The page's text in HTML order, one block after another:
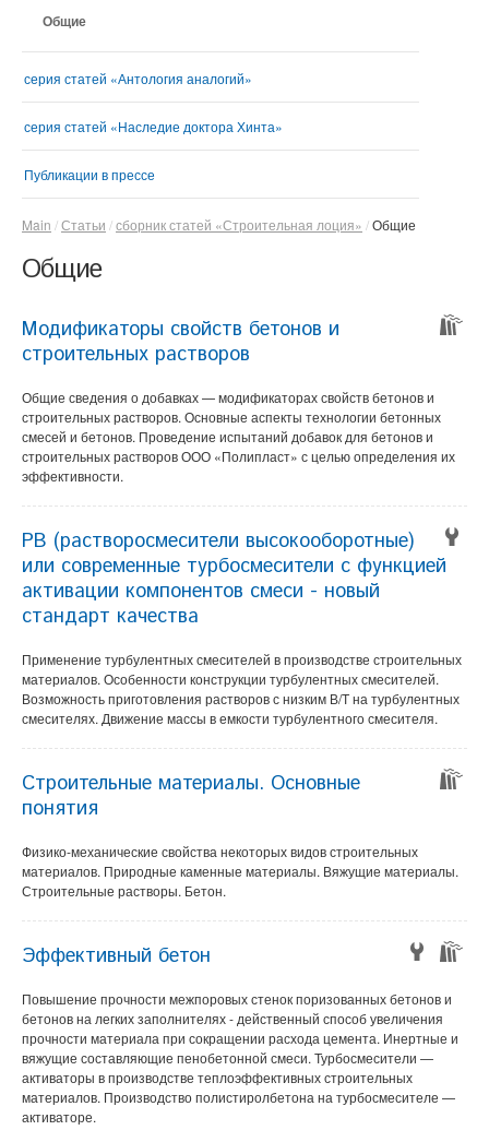
Общие
серия статей «Антология аналогий»
серия статей «Наследие доктора Хинта»
Публикации в прессе
Main Статьи сборник статей «Строительная лоция» Общие
Общие
Модификаторы свойств бетонов и
строительных растворов
Общие сведения о добавках — модификаторах свойств бетонов и
строительных растворов. Основные аспекты технологии бетонных
смесей и бетонов. Проведение испытаний добавок для бетонов и
строительных растворов ООО «Полипласт» с целью определения их
эффективности.
РВ (растворосмесители высокооборотные)
или современные турбосмесители с функцией
активации компонентов смеси - новый
стандарт качества
Применение турбулентных смесителей в производстве строительных
материалов. Особенности конструкции турбулентных смесителей.
Возможность приготовления растворов с низким В/Т на турбулентных
смесителях. Движение массы в емкости турбулентного смесителя.
Строительные материалы. Основные
понятия
Физико-механические свойства некоторых видов строительных
материалов. Природные каменные материалы. Вяжущие материалы.
Строительные растворы. Бетон.
Эффективный бетон
Повышение прочности межпоровых стенок поризованных бетонов и
бетонов на легких заполнителях - действенный способ увеличения
прочности материала при сокращении расхода цемента. Инертные и
вяжущие составляющие пенобетонной смеси. Турбосмесители —
активаторы в производстве теплоэффективных строительных
материалов. Производство полистиролбетона на турбосмесителе —
активаторе.